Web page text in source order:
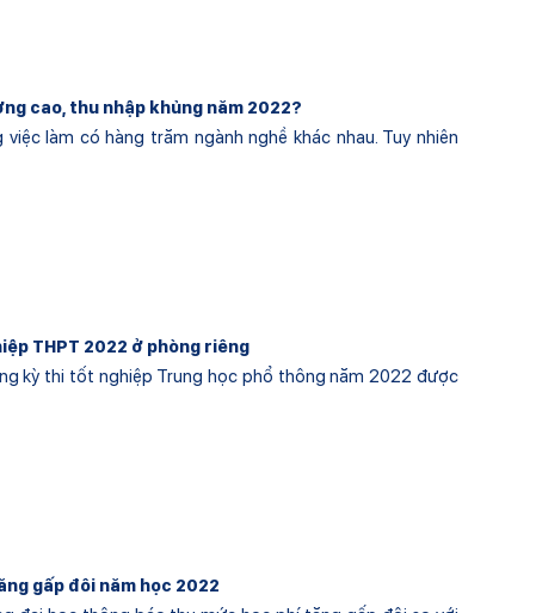
cao, thu nhập khủng năm 2022?
làm có hàng trăm ngành nghề khác nhau. Tuy nhiên
THPT 2022 ở phòng riêng
kỳ thi tốt nghiệp Trung học phổ thông năm 2022 được
gấp đôi năm học 2022